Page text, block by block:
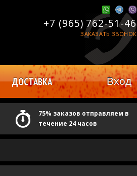
+7 (965) 762-51-46
ЗАКАЗАТЬ ЗВОНОК
ДОСТАВКА Вход
75% заказов отправляем в
течение 24 часов